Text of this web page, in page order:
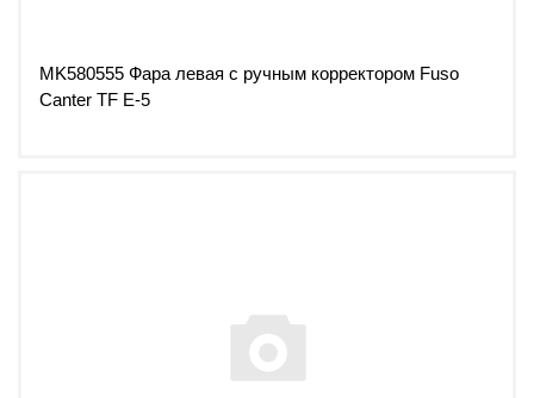
MK580555 Фара левая с ручным корректором Fuso
Canter TF Е-5